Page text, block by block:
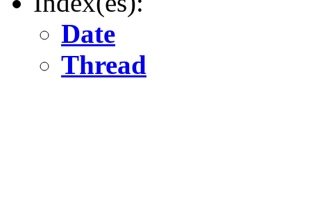
Date
Thread